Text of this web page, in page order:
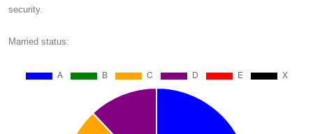
security.
Married status: